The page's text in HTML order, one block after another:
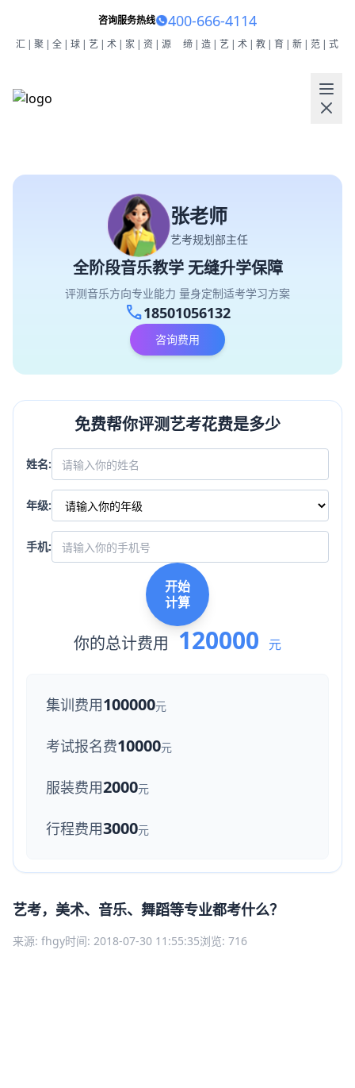
咨询服务热线 400-666-4114
汇|聚|全|球|艺|术|家|资|源 缔|造|艺|术|教|育|新|范|式
张老师
艺考规划部主任
全阶段音乐教学 无缝升学保障
评测音乐方向专业能力 量身定制适考学习方案
call18501056132
咨询费用
免费帮你评测艺考花费是多少
姓名:
年级:
手机:
开始
计算
你的总计费用 120000 元
集训费用100000元
考试报名费10000元
服装费用2000元
行程费用3000元
艺考，美术、音乐、舞蹈等专业都考什么？
来源: fhgy时间: 2018-07-30 11:55:35浏览: 716